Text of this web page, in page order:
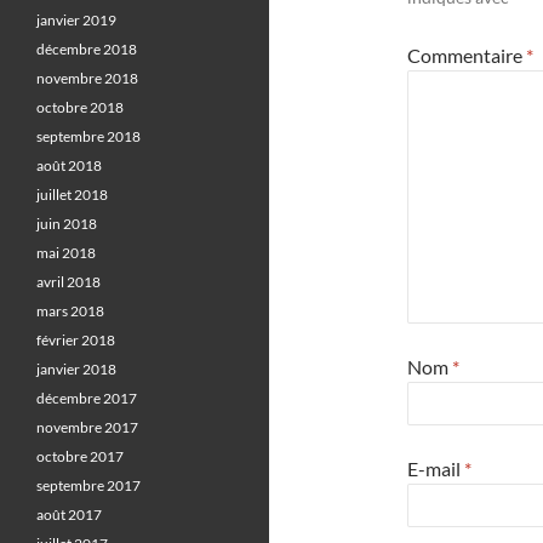
Commentaire *
Nom *
E-mail *
janvier 2019
décembre 2018
novembre 2018
octobre 2018
septembre 2018
août 2018
juillet 2018
juin 2018
mai 2018
avril 2018
mars 2018
février 2018
janvier 2018
décembre 2017
novembre 2017
octobre 2017
septembre 2017
août 2017